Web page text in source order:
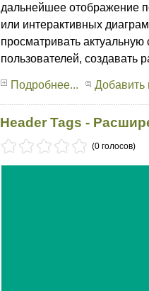
дальнейшее отображение
или интерактивных
просматривать актуальную
пользователей, создавать
Подробнее... Добавить
Header Tags -
(0 голосов)